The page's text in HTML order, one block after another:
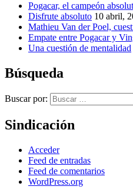
Pogacar, el campeón
Disfrute absoluto 10 abril,
Mathieu Van der Poel,
Empate entre Pogacar y
Una cuestión de mentalidad
Búsqueda
Buscar por:
Sindicación
Acceder
Feed de entradas
Feed de comentarios
WordPress.org